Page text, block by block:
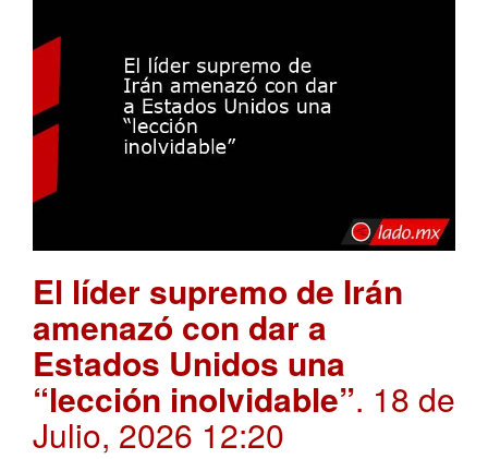
El líder supremo de Irán
amenazó con dar a
Estados Unidos una
“lección inolvidable”. 18 de
Julio, 2026 12:20